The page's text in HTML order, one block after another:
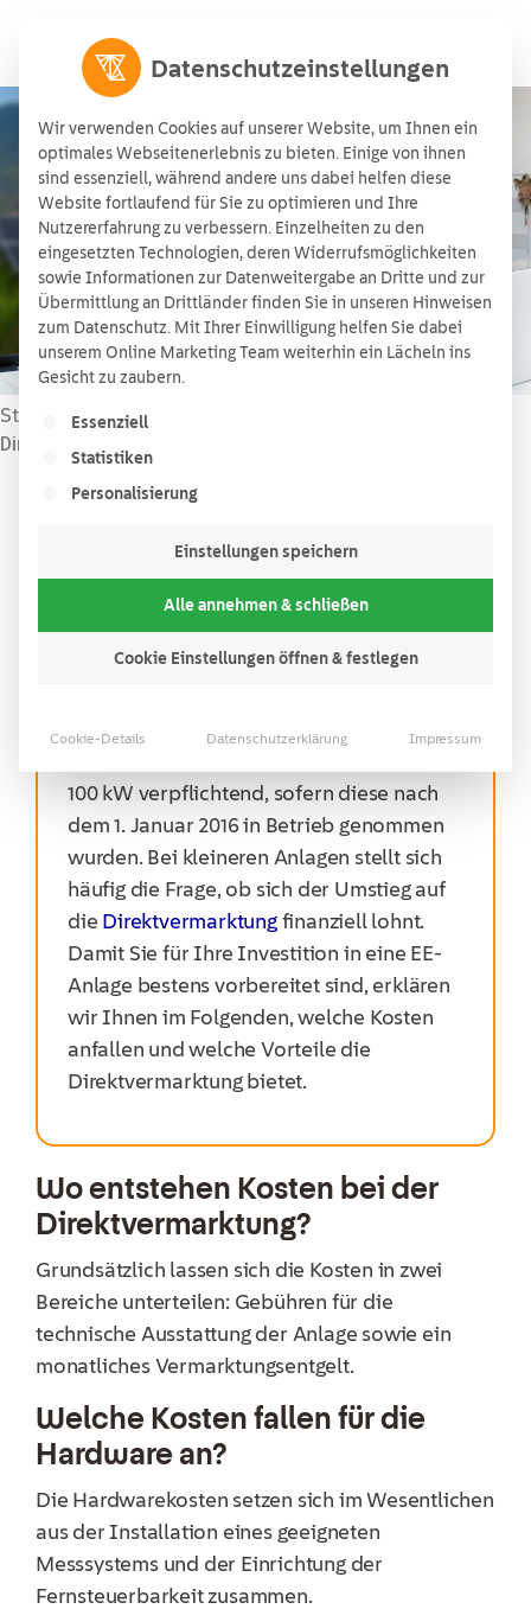
Welche Kosten fallen bei
der Direktvermarktung an?
21/11/2022Aktualisiert am 13/10/2025
Startseite»Energieblog
Direktvermarktung an?
Lesezeit:2 Minuten
Inhaltsverzeichnis
erneuerbaren Energie-Anlagen
ist für
100 kW verpflichtend, sofern diese nach
dem 1. Januar 2016 in Betrieb genommen
wurden.Bei kleineren Anlagen stellt sich
häufig die Frage, ob sich der Umstieg auf
die Direktvermarktungfinanziell lohnt.
Damit Sie für Ihre Investition in eine EE-
Anlage bestens vorbereitet sind, erklären
wir Ihnen im Folgenden, welche Kosten
anfallen undwelche Vorteile die
Direktvermarktung bietet.
Wo entstehen Kosten bei der
Direktvermarktung?
Grundsätzlich lassen sich die Kosten in zwei
Bereiche unterteilen: Gebühren für die
technische Ausstattung der Anlage sowie ein
monatlichesVermarktungsentgelt.
Welche Kosten fallen für die
Hardware an?
Die Hardwarekosten setzen sich im Wesentlichen
aus der Installation eines geeigneten
Messsystems und der Einrichtung der
Fernsteuerbarkeit zusammen.
Datenschutzeinstellungen
Wir verwenden Cookies auf unserer Website, um Ihnen ein
optimales Webseitenerlebnis zu bieten. Einige von ihnen
sind essenziell, während andere uns dabei helfen diese
Website fortlaufend für Sie zu optimieren und Ihre
Nutzererfahrung zu verbessern. Einzelheiten zu den
eingesetzten Technologien, deren Widerrufsmöglichkeiten
sowie Informationen zur Datenweitergabe an Dritte und zur
Übermittlung an Drittländer finden Sie in unseren Hinweisen
zum Datenschutz. Mit Ihrer Einwilligung helfen Sie dabei
unserem Online Marketing Team weiterhin ein Lächeln ins
Gesicht zu zaubern.
Es folgt eine Liste der Service-Gruppen, für die
Essenziell
Statistiken
Personalisierung
Einstellungen speichern
Alle annehmen & schließen
Cookie Einstellungen öffnen & festlegen
Cookie-Details Datenschutzerklärung Impressum